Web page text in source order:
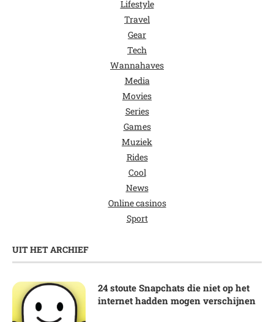
Lifestyle
Travel
Gear
Tech
Wannahaves
Media
Movies
Series
Games
Muziek
Rides
Cool
News
Online casinos
Sport
UIT HET ARCHIEF
24 stoute Snapchats die niet op het
internet hadden mogen verschijnen